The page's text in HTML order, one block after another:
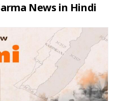
News in Hindi